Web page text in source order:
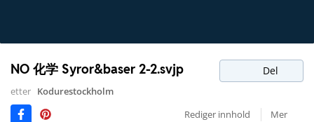
NO 化学 Syror&baser 2-2.svjp Del
etter Kodurestockholm
Rediger innhold
Mer